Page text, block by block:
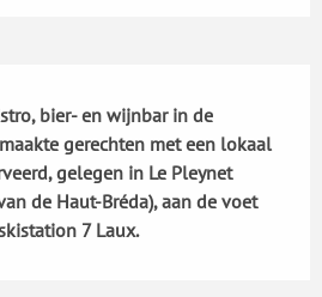
bier- en wijnbar in de
gerechten met een lokaal
gelegen in Le Pleynet
de Haut-Bréda), aan de voet
7 Laux.